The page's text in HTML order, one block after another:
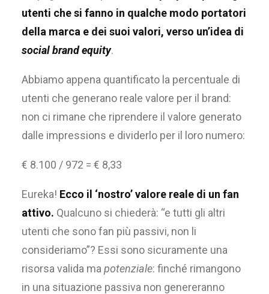
utenti che si fanno in qualche modo portatori
della marca e dei suoi valori, verso un’idea di
social brand equity.
Abbiamo appena quantificato la percentuale di
utenti che generano reale valore per il brand:
non ci rimane che riprendere il valore generato
dalle impressions e dividerlo per il loro numero:
€ 8.100 / 972 = € 8,33
Eureka! Ecco il ‘nostro’ valore reale di un fan
attivo. Qualcuno si chiederà: “e tutti gli altri
utenti che sono fan più passivi, non li
consideriamo”? Essi sono sicuramente una
risorsa valida ma potenziale: finché rimangono
in una situazione passiva non genereranno